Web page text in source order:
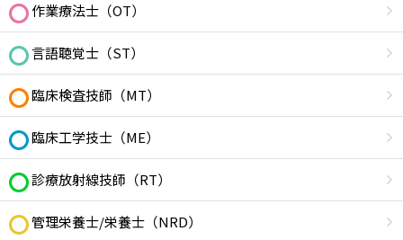
作業療法士（OT）
言語聴覚士（ST）
臨床検査技師（MT）
臨床工学技士（ME）
診療放射線技師（RT）
管理栄養士/栄養士（NRD）